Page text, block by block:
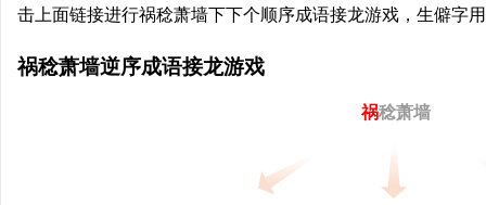
击上面链接进行祸稔萧墙下下个顺序成语接龙游戏，生僻字
祸稔萧墙逆序成语接龙游戏
祸稔萧墙